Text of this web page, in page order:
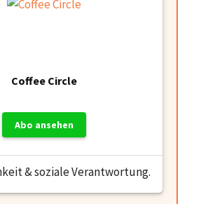
Coffee Circle
Abo ansehen
& soziale Verantwortung.